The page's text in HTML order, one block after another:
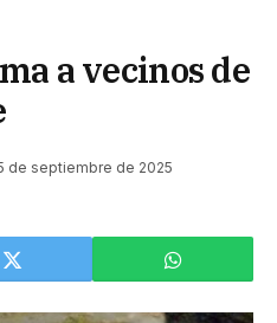
a vecinos de
de septiembre de 2025